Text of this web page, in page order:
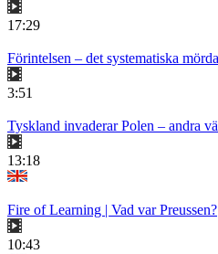
17:29
Förintelsen – det systematiska
3:51
Tyskland invaderar Polen – andra
13:18
Fire of Learning | Vad var Preussen?
10:43